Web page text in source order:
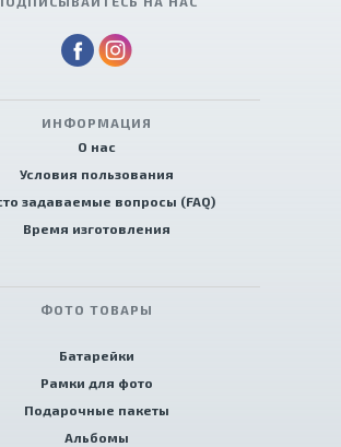
ИНФОРМАЦИЯ
О нас
Условия пользования
задаваемые вопросы (FAQ)
Время изготовления
ФОТО ТОВАРЫ
Батарейки
Рамки для фото
Подарочные пакеты
Альбомы